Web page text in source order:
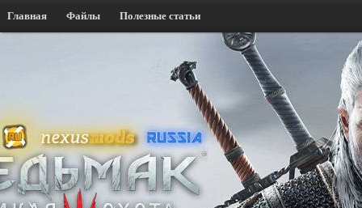
Главная Файлы Полезные статьи